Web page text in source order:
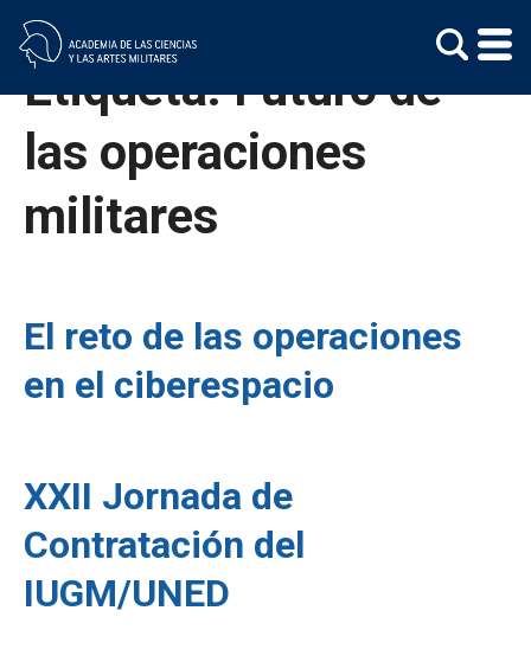
content
Etiqueta:Futuro de
las operaciones
militares
El reto de las operaciones
en el ciberespacio
XXII Jornada de
Contratación del
IUGM/UNED